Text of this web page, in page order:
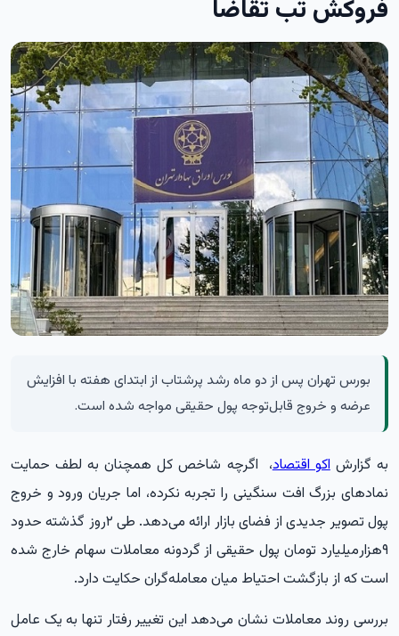
فروکش تب تقاضا
بورس تهران پس از دو ماه رشد پرشتاب از ابتدای هفته با افزایش
عرضه و خروج قابل‌توجه پول حقیقی مواجه شده است.
به گزارشاکو اقتصاد، اگرچه شاخص کل همچنان به لطف حمایت
نمادهای بزرگ افت سنگینی را تجربه نکرده، اما جریان ورود و خروج
پول تصویر جدیدی از فضای بازار ارائه می‌دهد. طی ۲روز گذشته حدود
۹هزار‌میلیارد تومان پول حقیقی از گردونه معاملات سهام خارج شده
است که از بازگشت احتیاط میان معامله‌گران حکایت دارد.
بررسی روند معاملات نشان می‌دهد این تغییر رفتار تنها به یک عامل